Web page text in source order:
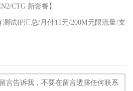
CTG 新套餐】
测试IP汇总/月付11元/200M无限流量/支